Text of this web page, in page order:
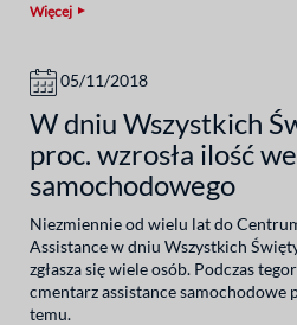
Więcej
05/11/2018
W dniu Wszystkich
proc. wzrosła ilość
samochodowego
Niezmiennie od wielu lat do
Assistance w dniu Wszystkich
zgłasza się wiele osób. Podczas
cmentarz assistance samochodowe
temu.